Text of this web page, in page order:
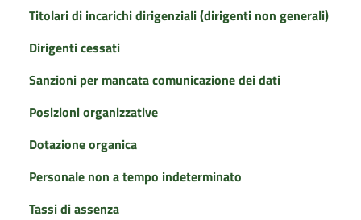
Titolari di incarichi dirigenziali (dirigenti non generali)
Dirigenti cessati
Sanzioni per mancata comunicazione dei dati
Posizioni organizzative
Dotazione organica
Personale non a tempo indeterminato
Tassi di assenza